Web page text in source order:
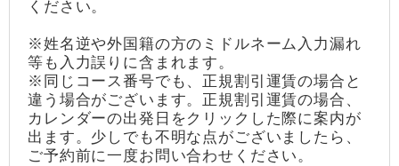
ください。
※姓名逆や外国籍の方のミドルネーム入力漏れ
等も入力誤りに含まれます。
※同じコース番号でも、正規割引運賃の場合と
違う場合がございます。正規割引運賃の場合、
カレンダーの出発日をクリックした際に案内が
出ます。少しでも不明な点がございましたら、
ご予約前に一度お問い合わせください。